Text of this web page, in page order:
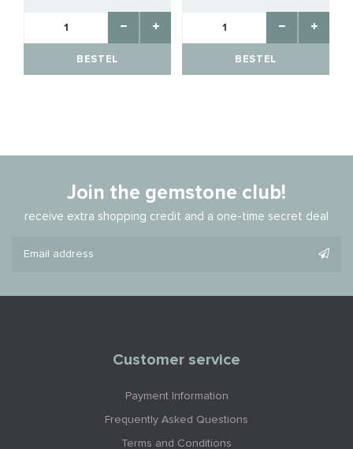
BESTEL BESTEL
Join the gemstone club!
receive extra shopping credit and a one-time secret deal
Customer service
Payment Information
Frequently Asked Questions
Terms and Conditions